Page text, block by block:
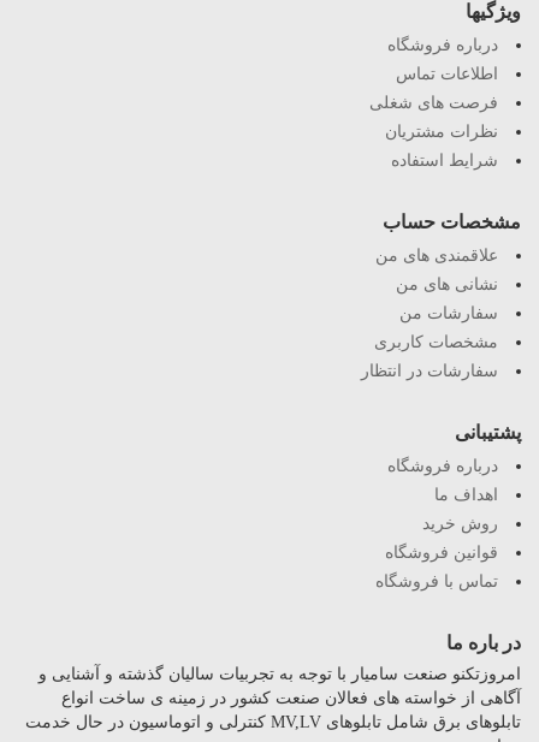
ویژگیها
درباره فروشگاه
اطلاعات تماس
فرصت های شغلی
نظرات مشتریان
شرایط استفاده
مشخصات حساب
علاقمندی های من
نشانی های من
سفارشات من
مشخصات کاربری
سفارشات در انتظار
پشتیبانی
درباره فروشگاه
اهداف ما
روش خرید
قوانین فروشگاه
تماس با فروشگاه
در باره ما
امروزتکنو صنعت سامیار با توجه به تجربیات سالیان گذشته و آشنایی و
آگاهی از خواسته های فعالان صنعت کشور در زمینه ی ساخت انواع
تابلوهای برق شامل تابلوهای MV,LV کنترلی و اتوماسیون در حال خدمت